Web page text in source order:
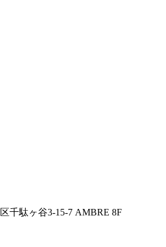
千駄ヶ谷3-15-7 AMBRE 8F